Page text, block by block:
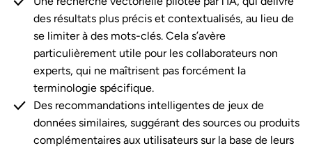
des résultats plus précis et contextualisés, au lieu de
se limiter à des mots-clés. Cela s’avère
particulièrement utile pour les collaborateurs non
experts, qui ne maîtrisent pas forcément la
terminologie spécifique.
Des recommandations intelligentes de jeux de
données similaires, suggérant des sources ou produits
complémentaires aux utilisateurs sur la base de leurs